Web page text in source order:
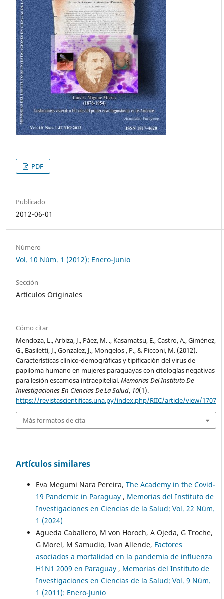
PDF
Publicado
2012-06-01
Número
Vol. 10 Núm. 1 (2012): Enero-Junio
Sección
Artículos Originales
Cómo citar
Mendoza, L., Arbiza, J., Páez, M. ., Kasamatsu, E., Castro, A., Giménez,
G., Basiletti, J., Gonzalez, J., Mongelos , P., & Picconi, M. (2012).
Características clínico-demográficas y tipificación del virus de
papiloma humano en mujeres paraguayas con citologías negativas
para lesión escamosa intraepitelial.Memorias Del Instituto De
Investigaciones En Ciencias De La Salud, 10(1).
https://revistascientificas.una.py/index.php/RIIC/article/view/1707
Más formatos de cita
Artículos similares
Eva Megumi Nara Pereira, The Academy in the Covid-
19 Pandemic in Paraguay , Memorias del Instituto de
Investigaciones en Ciencias de la Salud: Vol. 22 Núm.
1 (2024)
Agueda Caballero, M von Horoch, A Ojeda, G Troche,
G Morel, M Samudio, Ivan Allende, Factores
asociados a mortalidad en la pandemia de influenza
H1N1 2009 en Paraguay , Memorias del Instituto de
Investigaciones en Ciencias de la Salud: Vol. 9 Núm.
1 (2011): Enero-Junio